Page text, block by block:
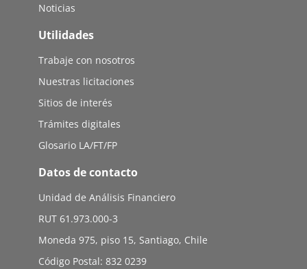
Noticias
Utilidades
Trabaje con nosotros
Nuestras licitaciones
Sitios de interés
Trámites digitales
Glosario LA/FT/FP
Datos de contacto
Unidad de Análisis Financiero
RUT 61.973.000-3
Moneda 975, piso 15, Santiago, Chile
Código Postal: 832 0239